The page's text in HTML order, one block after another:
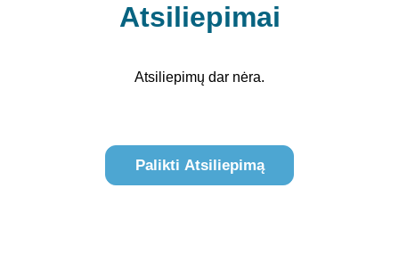
Atsiliepimai
Atsiliepimų dar nėra.
Palikti Atsiliepimą